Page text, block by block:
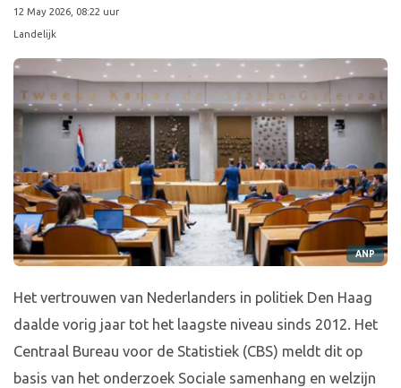
12 May 2026, 08:22 uur
Landelijk
ANP
Het vertrouwen van Nederlanders in politiek Den Haag
daalde vorig jaar tot het laagste niveau sinds 2012. Het
Centraal Bureau voor de Statistiek (CBS) meldt dit op
basis van het onderzoek Sociale samenhang en welzijn